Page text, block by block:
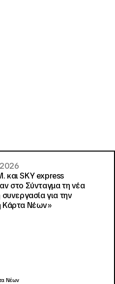
2026
και SKY express
στο Σύνταγμα τη νέα
συνεργασία για την
Κάρτα Νέων»
Νέων